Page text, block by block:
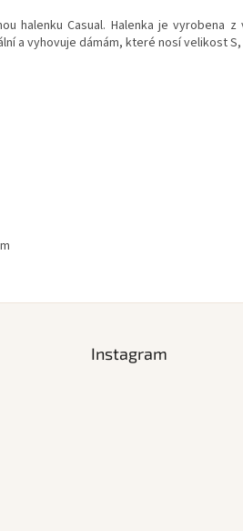
halenku Casual. Halenka je vyrobena
a vyhovuje dámám, které nosí velikost S,
Instagram